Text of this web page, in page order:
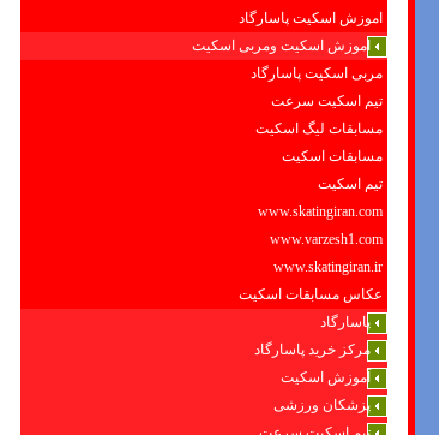
اموزش اسکیت پاسارگاد
اموزش اسکیت ومربی اسکیت
مربی اسکیت پاسارگاد
تیم اسکیت سرعت
مسابقات لیگ اسکیت
مسابقات اسکیت
تیم اسکیت
www.skatingiran.com
www.varzesh1.com
www.skatingiran.ir
عکاس مسابقات اسکیت
پاسارگاد
مرکز خرید پاسارگاد
آموزش اسکیت
پزشکان ورزشی